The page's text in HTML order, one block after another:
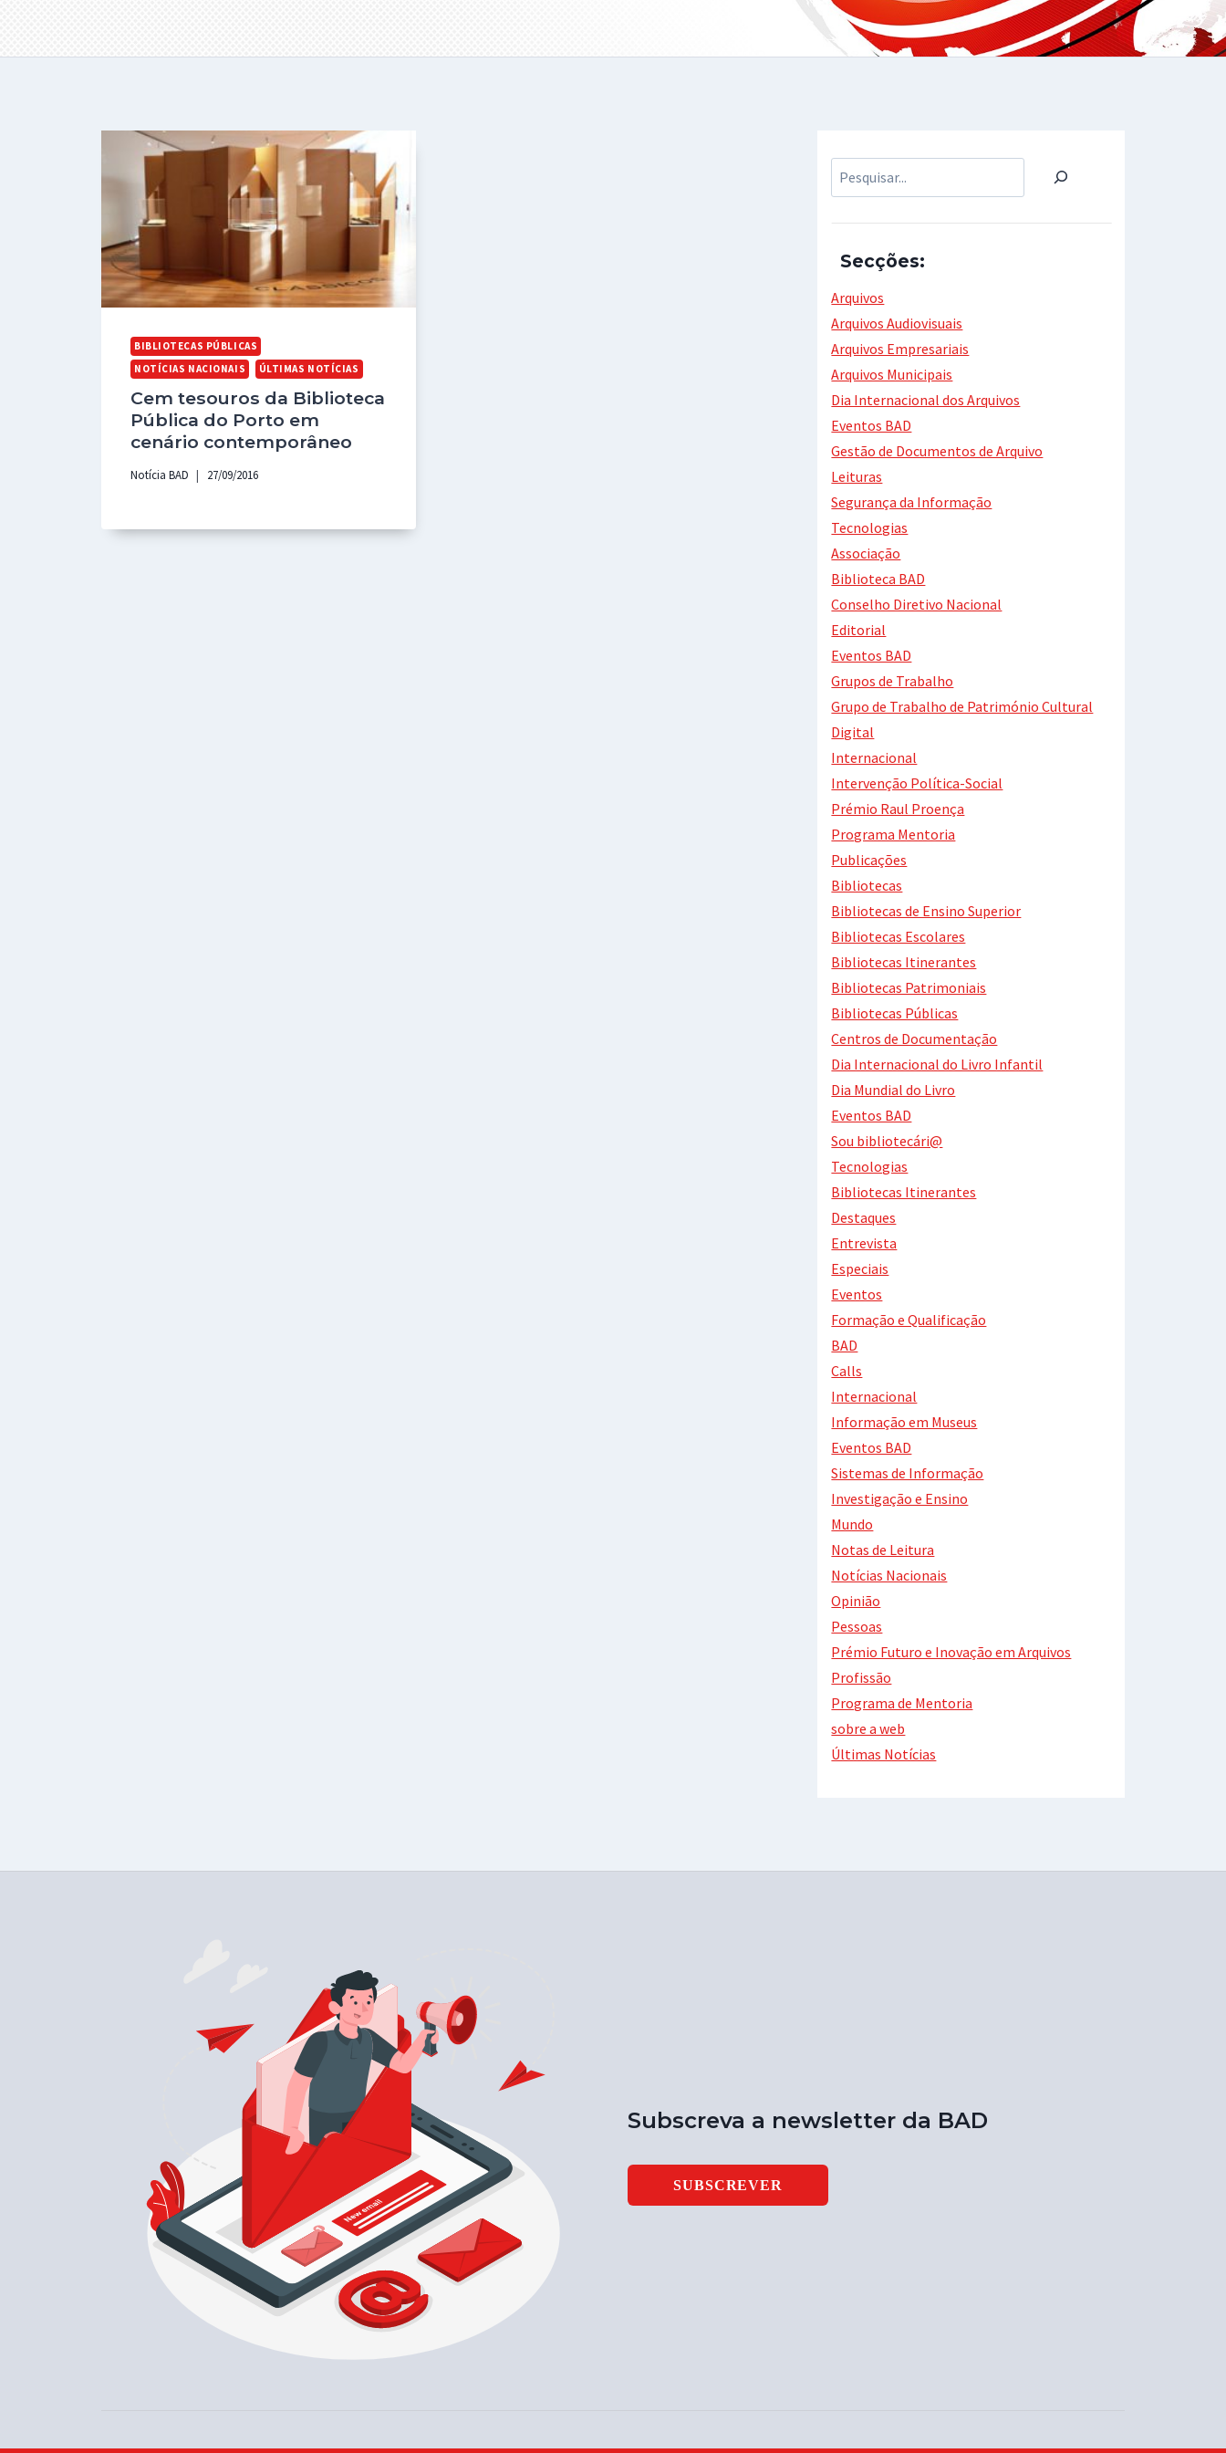
BIBLIOTECAS PÚBLICAS
NOTÍCIAS NACIONAIS
ÚLTIMAS NOTÍCIAS
Cem tesouros da Biblioteca
Pública do Porto em
cenário contemporâneo
Notícia BAD 27/09/2016
Pesquisar
Secções:
Arquivos
Arquivos Audiovisuais
Arquivos Empresariais
Arquivos Municipais
Dia Internacional dos Arquivos
Eventos BAD
Gestão de Documentos de Arquivo
Leituras
Segurança da Informação
Tecnologias
Associação
Biblioteca BAD
Conselho Diretivo Nacional
Editorial
Eventos BAD
Grupos de Trabalho
Grupo de Trabalho de Património Cultural
Digital
Internacional
Intervenção Política-Social
Prémio Raul Proença
Programa Mentoria
Publicações
Bibliotecas
Bibliotecas de Ensino Superior
Bibliotecas Escolares
Bibliotecas Itinerantes
Bibliotecas Patrimoniais
Bibliotecas Públicas
Centros de Documentação
Dia Internacional do Livro Infantil
Dia Mundial do Livro
Eventos BAD
Sou bibliotecári@
Tecnologias
Bibliotecas Itinerantes
Destaques
Entrevista
Especiais
Eventos
Formação e Qualificação
BAD
Calls
Internacional
Informação em Museus
Eventos BAD
Sistemas de Informação
Investigação e Ensino
Mundo
Notas de Leitura
Notícias Nacionais
Opinião
Pessoas
Prémio Futuro e Inovação em Arquivos
Profissão
Programa de Mentoria
sobre a web
Últimas Notícias
Subscreva a newsletter da BAD
SUBSCREVER